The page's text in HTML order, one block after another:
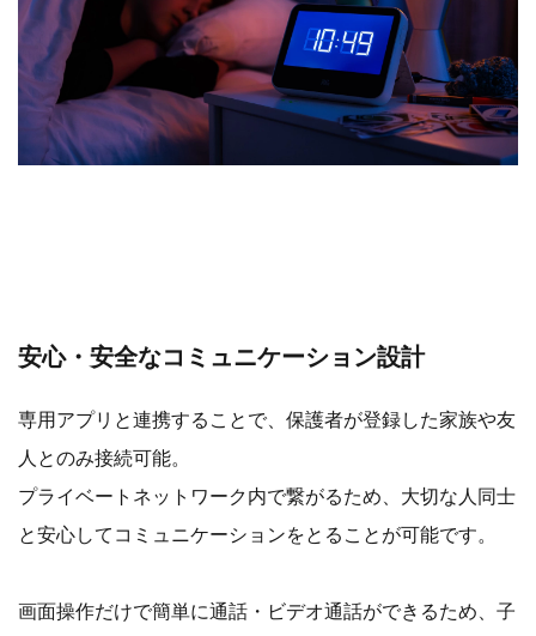
安心・安全なコミュニケーション設計
専用アプリと連携することで、保護者が登録した家族や友
人とのみ接続可能。
プライベートネットワーク内で繋がるため、大切な人同士
と安心してコミュニケーションをとることが可能です。
画面操作だけで簡単に通話・ビデオ通話ができるため、子